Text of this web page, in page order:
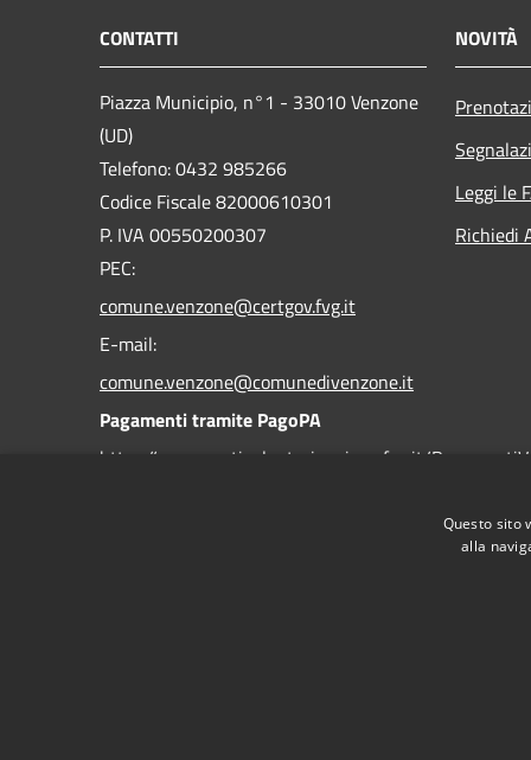
CONTATTI
Piazza Municipio, n°1 - 33010 Venzone
(UD)
Telefono: 0432 985266
Codice Fiscale 82000610301
P. IVA 00550200307
PEC:
comune.venzone@certgov.fvg.it
E-mail:
comune.venzone@comunedivenzone.it
Pagamenti tramite PagoPA
https://pagamentivolontari.regione.fvg.it/
NOVITÀ
Leggi le
Richiedi
Questo sito
alla